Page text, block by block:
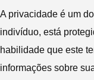
A privacidade é um
indivíduo, está
habilidade que este
informações sobre